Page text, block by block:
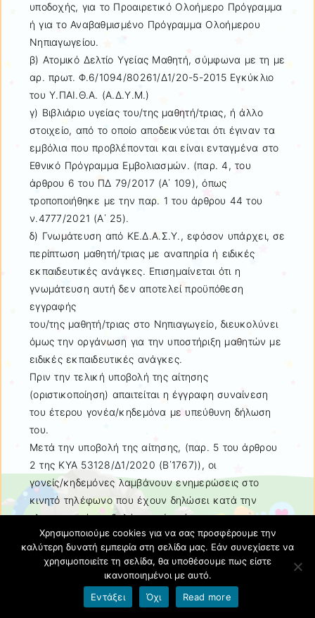
υποδοχής, για το Προαιρετικό Ολοήμερο Πρόγραμμα
ή για το Αναβαθμισμένο Πρόγραμμα Ολοήμερου
Νηπιαγωγείου.
β) Ατομικό Δελτίο Υγείας Μαθητή, σύμφωνα με τη με
αρ. πρωτ. Φ.6/1094/80261/Δ1/20-5-2015 Εγκύκλιο
του Υ.ΠΑΙ.Θ.Α. (Α.Δ.Υ.Μ.)
γ) Βιβλιάριο υγείας του/της μαθητή/τριας, ή άλλο
στοιχείο, από το οποίο αποδεικνύεται ότι έγιναν τα
εμβόλια που προβλέπονται και είναι ενταγμένα στο
Εθνικό Πρόγραμμα Εμβολιασμών. (παρ. 4, του
άρθρου 6 του ΠΔ 79/2017 (Α΄ 109), όπως
τροποποιήθηκε με την παρ. 1 του άρθρου 44 του
ν.4777/2021 (Α΄ 25).
δ) Γνωμάτευση από ΚΕ.Δ.Α.Σ.Υ., εφόσον υπάρχει, σε
περίπτωση μαθητή/τριας με αναπηρία ή ειδικές
εκπαιδευτικές ανάγκες. Επισημαίνεται ότι η
γνωμάτευση αυτή δεν αποτελεί προϋπόθεση
εγγραφής
του/της μαθητή/τριας στο Νηπιαγωγείο, διευκολύνει
όμως την οργάνωση για την υποστήριξη μαθητών με
ειδικές εκπαιδευτικές ανάγκες.
Πριν την τελική υποβολή της αίτησης
(οριστικοποίηση) απαιτείται η έγγραφη συναίνεση
του έτερου γονέα/κηδεμόνα με υπεύθυνη δήλωση
του.
Μετά την υποβολή της αίτησης, (παρ. 5 του άρθρου
2 της ΚΥΑ 53128/Δ1/2020 (Β΄1767)), οι
γονείς/κηδεμόνες λαμβάνουν ενημερώσεις στο
κινητό τηλέφωνο που έχουν δηλώσει κατά την
ηλεκτρονική υποβολή της αίτησής τους για την
πορεία της. Εφόσον απαιτηθούν διορθώσεις, η αίτησή
τους επιστρέφεται από το Νηπιαγωγείο στους
γονείς/κηδεμόνες προκειμένου να γίνουν οι
διορθώσεις και να ολοκληρωθεί η υποβολή της μέσω
της ηλεκτρονικής υπηρεσίας «Πρώτη Εγγραφή» της
Χρησιμοποιούμε cookies για να σας προσφέρουμε την
καλύτερη δυνατή εμπειρία στη σελίδα μας. Εάν συνεχίσετε να
χρησιμοποιείτε τη σελίδα, θα υποθέσουμε πως είστε
ικανοποιημένοι με αυτό.
Εντάξει
Όχι Read more